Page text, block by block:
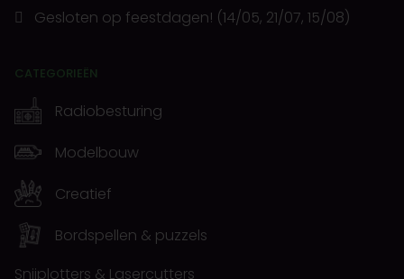
Gesloten op feestdagen! (14/05, 21/07, 15/08)
CATEGORIEËN
Radiobesturing
Modelbouw
Creatief
Bordspellen & puzzels
Snijplotters & Lasercutters